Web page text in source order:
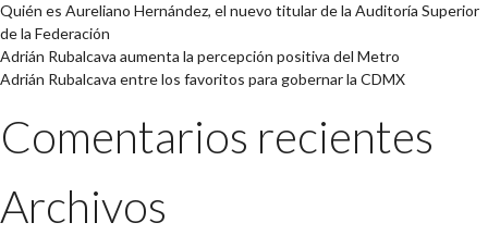
Quién es Aureliano Hernández, el nuevo titular de la Auditoría Superior
de la Federación
Adrián Rubalcava aumenta la percepción positiva del Metro
Adrián Rubalcava entre los favoritos para gobernar la CDMX
Comentarios recientes
Archivos